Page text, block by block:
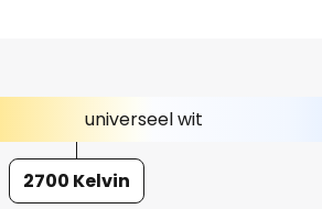
universeel wit
2700 Kelvin